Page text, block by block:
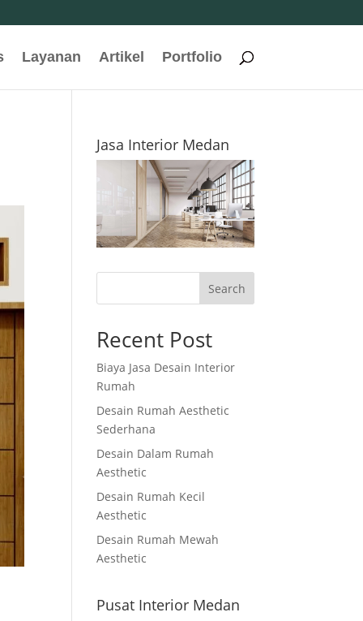
Layanan Artikel Portfolio
Jasa Interior Medan
Search
Recent Post
Biaya Jasa Desain Interior
Rumah
Desain Rumah Aesthetic
Sederhana
Desain Dalam Rumah
Aesthetic
Desain Rumah Kecil
Aesthetic
Desain Rumah Mewah
Aesthetic
Pusat Interior Medan